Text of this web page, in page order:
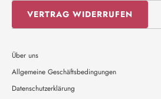
VERTRAG WIDERRUFEN
Über uns
Allgemeine Geschäftsbedingungen
Datenschutzerklärung